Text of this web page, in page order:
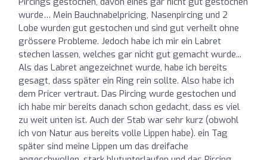
wurde… Mein Bauchnabelpricing, Nasenpircing und 2
Lobe wurden gut gestochen und sind gut verheilt ohne
grössere Probleme. Jedoch habe ich mir ein Labret
stechen lassen, welches gar nicht gut gemacht wurde...
Als das Labret angezeichnet wurde, habe ich bereits
gesagt, dass später ein Ring rein sollte. Also habe ich
dem Pricer vertraut. Das Pircing wurde gestochen und
ich habe mir bereits danach schon gedacht, dass es viel
zu weit unten ist. Auch der Stab war sehr kurz (obwohl
ich von Natur aus bereits volle Lippen habe). ein Tag
später sind meine Lippen um das dreifache